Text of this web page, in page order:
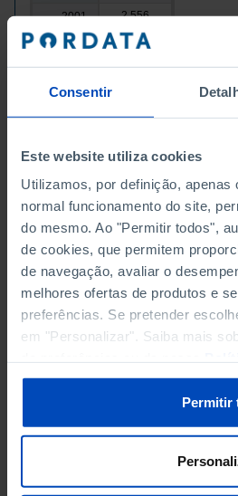
Consentir
Este website utiliza cookies
Utilizamos, por definição,
normal funcionamento do site,
do mesmo. Ao "Permitir todos",
de cookies, que permitem
de navegação, avaliar o
melhores ofertas de produtos e
preferências. Se pretender
em "Personalizar". Saiba mais
Permitir
2001
2,556
2002
2,566
2003
2,693
2004
2005
2,775
2007
2,775
2008
2,774
2009
2,803
2010
2,879
2,900
2013
2014
2,889
2,892
2018
2,923
Sources/Entities: INE, PORDATA
RELATED